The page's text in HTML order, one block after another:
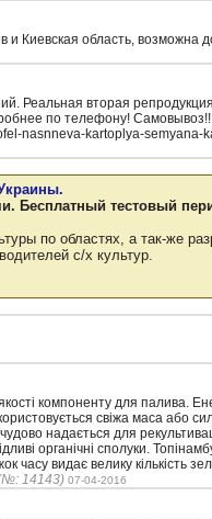
Киевская область, возможна
Реальная вторая
по телефону!
nasnneva-kartoplya-semyana-
Бесплатный тестовый
по областях, а так-же
с/х культур.
компоненту для палива.
свіжа маса або
надається для
органічні сполуки.
часу видає велику кількість
14143) 07-04-2016